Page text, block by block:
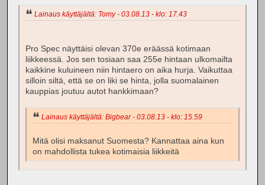
Lainaus käyttäjältä: Tomy - 03.08.13 - klo: 17.43
Pro Spec näyttäisi olevan 370e eräässä kotimaan
liikkeessä. Jos sen tosiaan saa 255e hintaan ulkomailta
kaikkine kuluineen niin hintaero on aika hurja. Vaikuttaa
silloin siltä, että se on liki se hinta, jolla suomalainen
kauppias joutuu autot hankkimaan?
Lainaus käyttäjältä: Bigbear - 03.08.13 - klo: 15.59
Mitä olisi maksanut Suomesta? Kannattaa aina kun
on mahdollista tukea kotimaisia liikkeitä